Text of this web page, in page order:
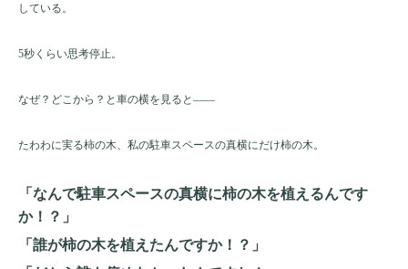
している。
5秒くらい思考停止。
なぜ？どこから？と車の横を見ると——
たわわに実る柿の木、私の駐車スペースの真横にだけ柿の木。
「なんで駐車スペースの真横に柿の木を植えるんです
か！？」
「誰が柿の木を植えたんですか！？」